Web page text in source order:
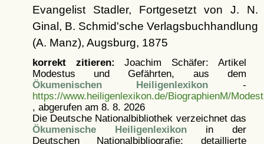
Evangelist Stadler, Fortgesetzt von J. N.
Ginal, B. Schmid'sche Verlagsbuchhandlung
(A. Manz), Augsburg, 1875
korrekt zitieren: Joachim Schäfer: Artikel
Modestus und Gefährten, aus dem
Ökumenischen Heiligenlexikon -
https://www.heiligenlexikon.de/BiographienM/
, abgerufen am 8. 8. 2026
Die Deutsche Nationalbibliothek verzeichnet das
Ökumenische Heiligenlexikonin der
Deutschen Nationalbibliografie; detaillierte